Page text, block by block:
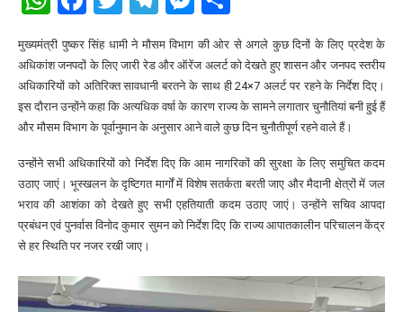
मुख्यमंत्री पुष्कर सिंह धामी ने मौसम विभाग की ओर से अगले कुछ दिनों के लिए प्रदेश के
अधिकांश जनपदों के लिए जारी रेड और ऑरेंज अलर्ट को देखते हुए शासन और जनपद स्तरीय
अधिकारियों को अतिरिक्त सावधानी बरतने के साथ ही 24×7 अलर्ट पर रहने के निर्देश दिए।
इस दौरान उन्होंने कहा कि अत्यधिक वर्षा के कारण राज्य के सामने लगातार चुनौतियां बनी हुई हैं
और मौसम विभाग के पूर्वानुमान के अनुसार आने वाले कुछ दिन चुनौतीपूर्ण रहने वाले हैं।
उन्होंने सभी अधिकारियों को निर्देश दिए कि आम नागरिकों की सुरक्षा के लिए समुचित कदम
उठाए जाएं। भूस्खलन के दृष्टिगत मार्गों में विशेष सतर्कता बरती जाए और मैदानी क्षेत्रों में जल
भराव की आशंका को देखते हुए सभी एहतियाती कदम उठाए जाएं। उन्होंने सचिव आपदा
प्रबंधन एवं पुनर्वास विनोद कुमार सुमन को निर्देश दिए कि राज्य आपातकालीन परिचालन केंद्र
से हर स्थिति पर नजर रखी जाए।